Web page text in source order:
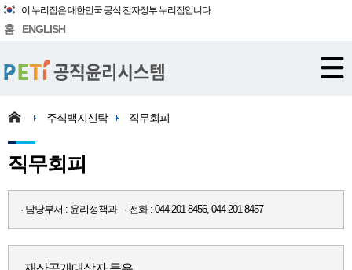
이 누리집은 대한민국 공식 전자정부 누리집입니다.
홈 ENGLISH
주식백지신탁 직무회피
직무회피
· 담당부서 : 윤리정책과 · 전화 : 044-201-8456, 044-201-8457